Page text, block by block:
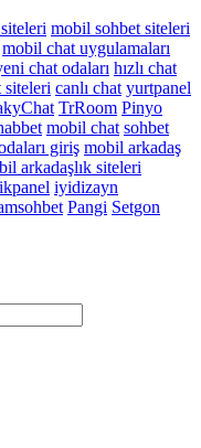
mobil sohbet siteleri
mobil chat uygulamaları
chat odaları hızlı chat
siteleri canlı chat yurtpanel
TrRoom Pinyo
mobil chat sohbet
giriş mobil arkadaş
arkadaşlık siteleri
iyidizayn
Pangi Setgon